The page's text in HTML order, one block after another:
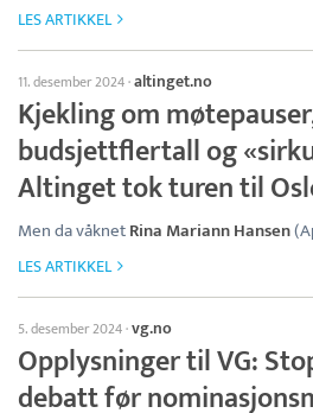
LES ARTIKKEL
11. desember 2024·altinget.no
Kjekling om
budsjettflertall og
Altinget tok turen til
Men da våknetRina Mariann Hansen
LES ARTIKKEL
5. desember 2024·vg.no
Opplysninger til VG:
debatt før